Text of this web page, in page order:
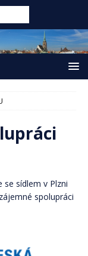
se sídlem v Plzni
spolupráci